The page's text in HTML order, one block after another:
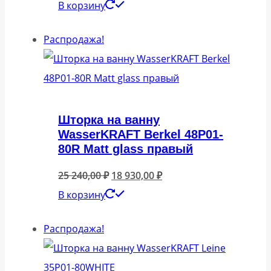
цена
240,00 ₽.
В корзину
Распродажа!
Шторка на ванну
WasserKRAFT Berkel 48P01-
80R Matt glass правый
25 240,00₽ Первоначальная
цена
240,00 ₽.
18 930,00₽Текущая
В корзину
Распродажа!